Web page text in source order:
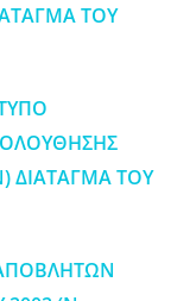
ΤΟΥ
ΤΟΥ